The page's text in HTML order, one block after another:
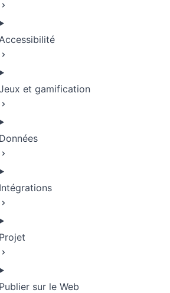
et gamification
Données
Intégrations
Projet
Publier sur le Web